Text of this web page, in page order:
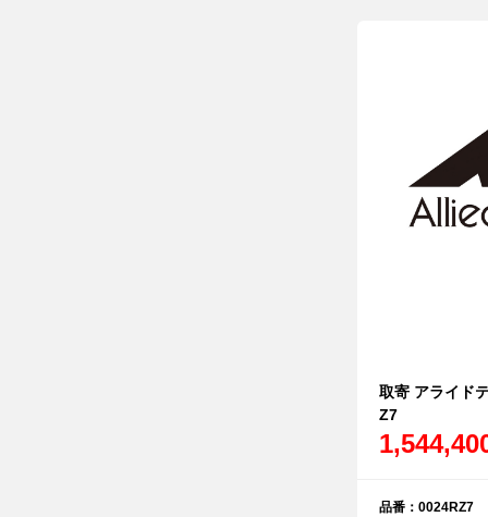
取寄 アライド
Z7
品番：0024RZ7